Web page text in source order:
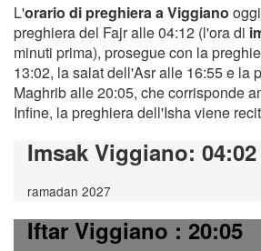
L'orario di preghiera a Viggiano
preghiera del Fajr alle 04:12 (l'ora di
minuti prima), prosegue con la
13:02, la salat dell'Asr alle 16:55 e la
Maghrib alle 20:05, che corrisponde
Infine, la preghiera dell'Isha viene
Imsak Viggiano: 04:02
ramadan 2027
Iftar Viggiano: 20:05